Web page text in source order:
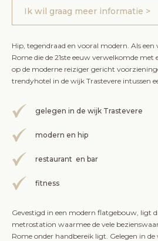
Ik wil graag meer informatie >
Hip, tegendraad en vooral modern. Als een
Rome die de 21ste eeuw verwelkomde met
op de moderne reiziger gericht
trendyhotel in de wijk Trastevere intussen
gelegen in de wijk Trastevere
modern en hip
restaurant en bar
fitness
Gevestigd in een modern flatgebouw, ligt
metrostation waarmee de vele
Rome onder handbereik ligt. Gelegen in